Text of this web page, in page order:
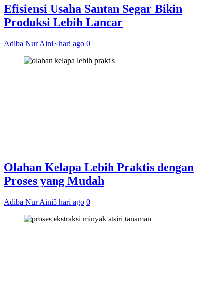
Efisiensi Usaha Santan Segar Bikin
Produksi Lebih Lancar
Adiba Nur Aini3 hari ago 0
Olahan Kelapa Lebih Praktis dengan
Proses yang Mudah
Adiba Nur Aini3 hari ago 0